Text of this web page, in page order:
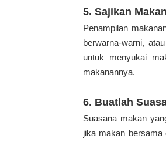
5. Sajikan
Penampilan
berwarna-warni,
untuk menyukai
makanannya.
6. Buatlah
Suasana makan
jika makan bersama